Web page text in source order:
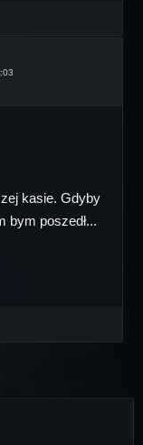
kasie. Gdyby
bym poszedł...